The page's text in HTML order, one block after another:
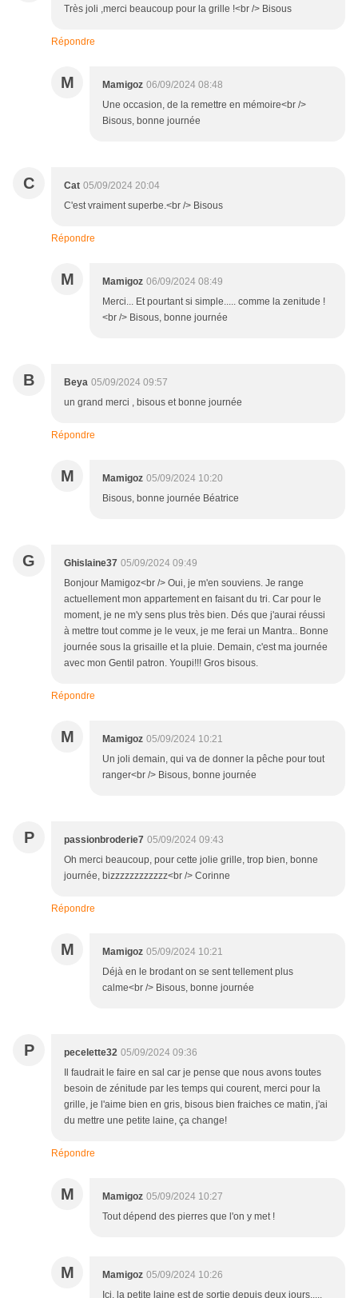
Très joli ,merci beaucoup pour la grille !<br /> Bisous
Répondre
M Mamigoz 06/09/2024 08:48
Une occasion, de la remettre en mémoire<br />
Bisous, bonne journée
C Cat 05/09/2024 20:04
C'est vraiment superbe.<br /> Bisous
Répondre
M Mamigoz 06/09/2024 08:49
Merci... Et pourtant si simple..... comme la zenitude !
<br /> Bisous, bonne journée
B Beya 05/09/2024 09:57
un grand merci , bisous et bonne journée
Répondre
M Mamigoz 05/09/2024 10:20
Bisous, bonne journée Béatrice
G Ghislaine37 05/09/2024 09:49
Bonjour Mamigoz<br /> Oui, je m'en souviens. Je range
actuellement mon appartement en faisant du tri. Car pour le
moment, je ne m'y sens plus très bien. Dés que j'aurai réussi
à mettre tout comme je le veux, je me ferai un Mantra.. Bonne
journée sous la grisaille et la pluie. Demain, c'est ma journée
avec mon Gentil patron. Youpi!!! Gros bisous.
Répondre
M Mamigoz 05/09/2024 10:21
Un joli demain, qui va de donner la pêche pour tout
ranger<br /> Bisous, bonne journée
P passionbroderie7 05/09/2024 09:43
Oh merci beaucoup, pour cette jolie grille, trop bien, bonne
journée, bizzzzzzzzzzzz<br /> Corinne
Répondre
M Mamigoz 05/09/2024 10:21
Déjà en le brodant on se sent tellement plus
calme<br /> Bisous, bonne journée
P pecelette32 05/09/2024 09:36
Il faudrait le faire en sal car je pense que nous avons toutes
besoin de zénitude par les temps qui courent, merci pour la
grille, je l'aime bien en gris, bisous bien fraiches ce matin, j'ai
du mettre une petite laine, ça change!
Répondre
M Mamigoz 05/09/2024 10:27
Tout dépend des pierres que l'on y met !
M Mamigoz 05/09/2024 10:26
Ici, la petite laine est de sortie depuis deux jours.....